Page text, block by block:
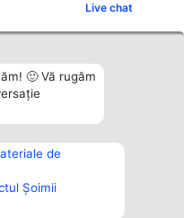
Live chat
🙂 Vă rugăm
de
Șoimii
Contact